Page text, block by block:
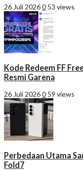
26 Juli 20260 53 views
Kode Redeem FF
Resmi Garena
26 Juli 20260 59 views
Perbedaan Utama
Fold7